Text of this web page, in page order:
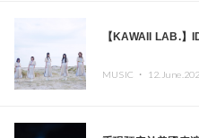
【KAWAII LAB.】
MUSIC ・